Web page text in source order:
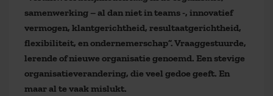
samenwerking – al dan niet in teams -, innovatief
vermogen, klantgerichtheid, resultaatgerichtheid,
flexibiliteit, en ondernemerschap”. Vraaggestuurde,
lerende of nieuwe organisatie genoemd. Een stevige
organisatieverandering, die veel gedoe geeft. En
maar al te vaak mislukt.